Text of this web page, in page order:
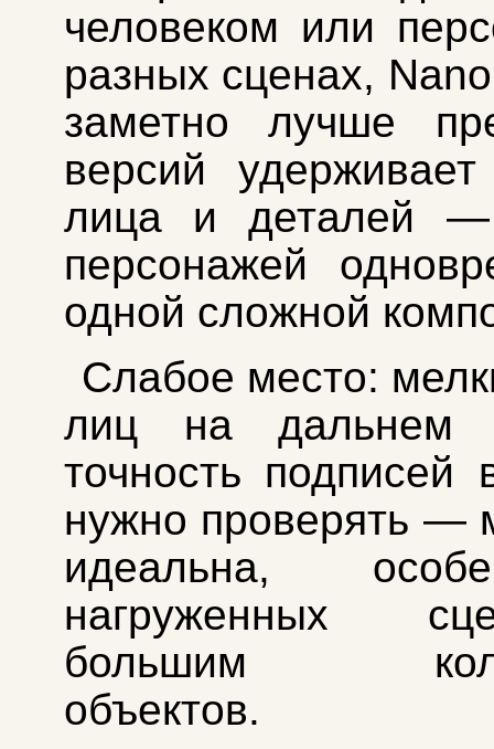
человеком или
разных сценах,
заметно лучше
версий удерживает
лица и деталей
персонажей
одной сложной
Слабое место:
лиц на дальнем
точность подписей
нужно проверять —
идеальна,
нагруженных
большим
объектов.